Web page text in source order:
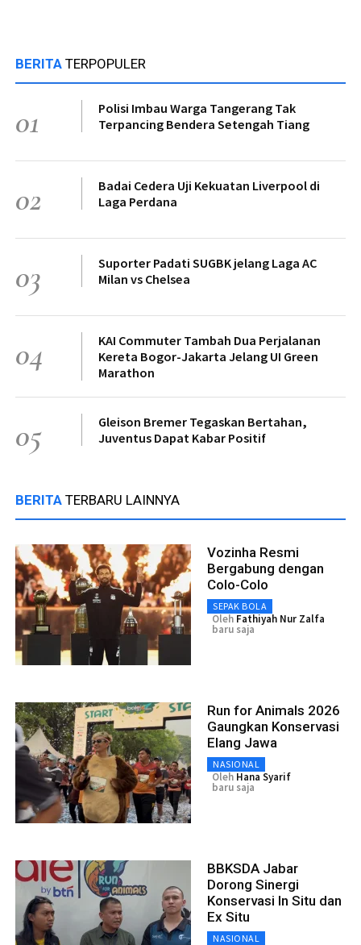
BERITA TERPOPULER
01
Polisi Imbau Warga Tangerang Tak
Terpancing Bendera Setengah Tiang
02
Badai Cedera Uji Kekuatan Liverpool di
Laga Perdana
03
Suporter Padati SUGBK jelang Laga AC
Milan vs Chelsea
04
KAI Commuter Tambah Dua Perjalanan
Kereta Bogor-Jakarta Jelang UI Green
Marathon
05
Gleison Bremer Tegaskan Bertahan,
Juventus Dapat Kabar Positif
BERITA TERBARU LAINNYA
Vozinha Resmi
Bergabung dengan
Colo-Colo
SEPAK BOLA
Oleh Fathiyah Nur Zalfa
baru saja
Run for Animals 2026
Gaungkan Konservasi
Elang Jawa
NASIONAL
Oleh Hana Syarif
baru saja
BBKSDA Jabar
Dorong Sinergi
Konservasi In Situ dan
Ex Situ
NASIONAL